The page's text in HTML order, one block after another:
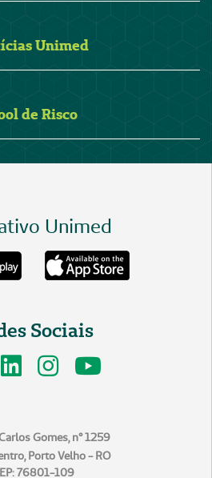
Unimed
de Risco
Unimed
Sociais
Gomes, n° 1259
Porto Velho - RO
76801-109